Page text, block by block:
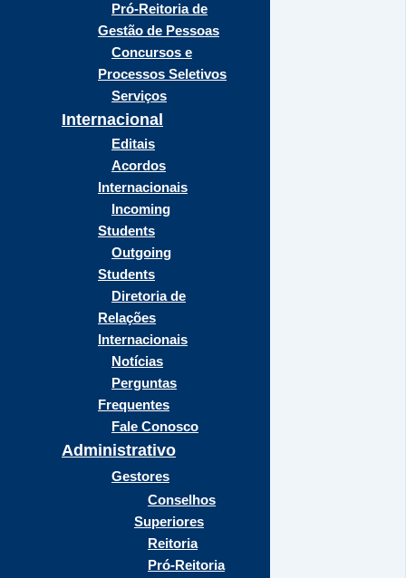
Pró-Reitoria de
Gestão de Pessoas
Concursos e
Processos Seletivos
Serviços
Internacional
Editais
Acordos
Internacionais
Incoming
Students
Outgoing
Students
Diretoria de
Relações
Internacionais
Notícias
Perguntas
Frequentes
Fale Conosco
Administrativo
Gestores
Conselhos
Superiores
Reitoria
Pró-Reitoria